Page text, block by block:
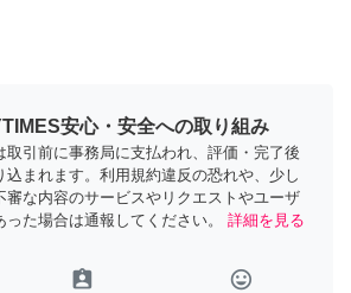
安心・安全への取り組み
取引前に事務局に支払われ、評価・完了後
込まれます。利用規約違反の恐れや、少し
審な内容のサービスやリクエストやユーザ
った場合は通報してください。
詳細を見る
assignment_ind tag_faces